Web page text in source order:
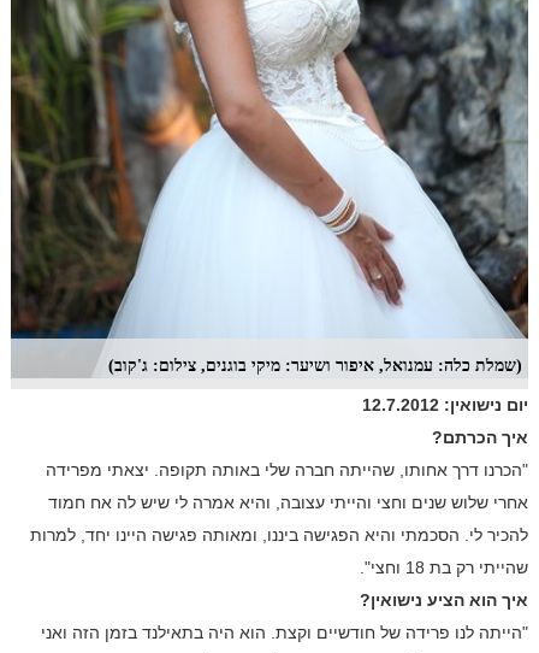
(שמלת כלה: עמנואל, איפור ושיער: מיקי בוגנים, צילום: ג'קוב)
יום נישואין: 12.7.2012
איך הכרתם?
"הכרנו דרך אחותו, שהייתה חברה שלי באותה תקופה. יצאתי מפרידה
אחרי שלוש שנים וחצי והייתי עצובה, והיא אמרה לי שיש לה אח חמוד
להכיר לי. הסכמתי והיא הפגישה ביננו, ומאותה פגישה היינו יחד, למרות
שהייתי רק בת 18 וחצי".
איך הוא הציע נישואין?
"הייתה לנו פרידה של חודשיים וקצת. הוא היה בתאילנד בזמן הזה ואני